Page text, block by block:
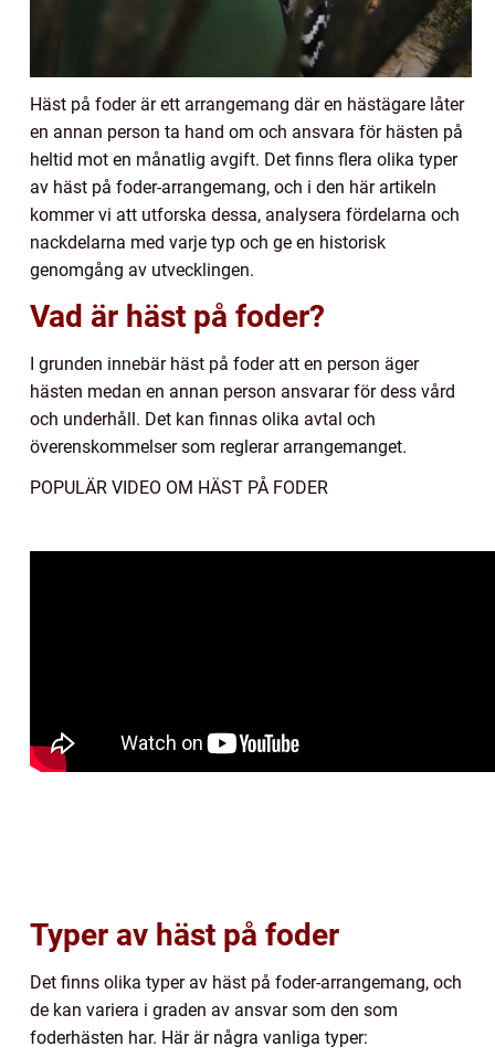
Häst på foder är ett arrangemang där en hästägare låter
en annan person ta hand om och ansvara för hästen på
heltid mot en månatlig avgift. Det finns flera olika typer
av häst på foder-arrangemang, och i den här artikeln
kommer vi att utforska dessa, analysera fördelarna och
nackdelarna med varje typ och ge en historisk
genomgång av utvecklingen.
Vad är häst på foder?
I grunden innebär häst på foder att en person äger
hästen medan en annan person ansvarar för dess vård
och underhåll. Det kan finnas olika avtal och
överenskommelser som reglerar arrangemanget.
POPULÄR VIDEO OM HÄST PÅ FODER
Typer av häst på foder
Det finns olika typer av häst på foder-arrangemang, och
de kan variera i graden av ansvar som den som
foderhästen har. Här är några vanliga typer: